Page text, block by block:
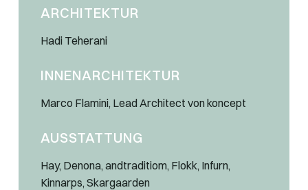
ARCHITEKTUR
Hadi Teherani
INNENARCHITEKTUR
Marco Flamini, Lead Architect von koncept
AUSSTATTUNG
Hay, Denona, andtraditiom, Flokk, Infurn,
Kinnarps, Skargaarden